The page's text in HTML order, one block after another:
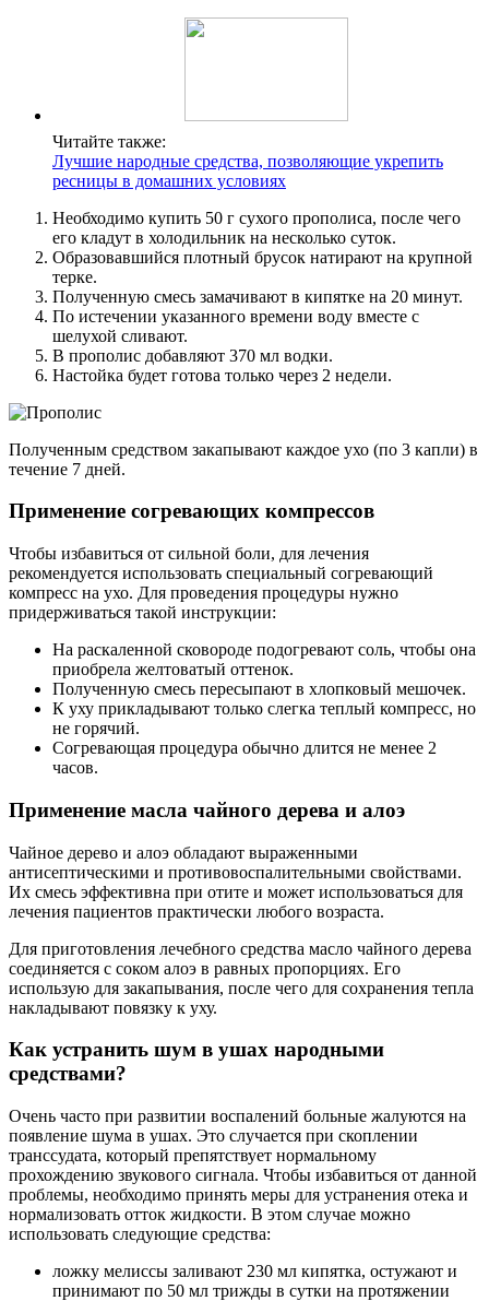
Читайте также:
Лучшие народные средства, позволяющие укрепить
ресницы в домашних условиях
Необходимо купить 50 г сухого прополиса, после чего
его кладут в холодильник на несколько суток.
Образовавшийся плотный брусок натирают на крупной
терке.
Полученную смесь замачивают в кипятке на 20 минут.
По истечении указанного времени воду вместе с
шелухой сливают.
В прополис добавляют 370 мл водки.
Настойка будет готова только через 2 недели.
Полученным средством закапывают каждое ухо (по 3 капли) в
течение 7 дней.
Применение согревающих компрессов
Чтобы избавиться от сильной боли, для лечения
рекомендуется использовать специальный согревающий
компресс на ухо. Для проведения процедуры нужно
придерживаться такой инструкции:
На раскаленной сковороде подогревают соль, чтобы она
приобрела желтоватый оттенок.
Полученную смесь пересыпают в хлопковый мешочек.
К уху прикладывают только слегка теплый компресс, но
не горячий.
Согревающая процедура обычно длится не менее 2
часов.
Применение масла чайного дерева и алоэ
Чайное дерево и алоэ обладают выраженными
антисептическими и противовоспалительными свойствами.
Их смесь эффективна при отите и может использоваться для
лечения пациентов практически любого возраста.
Для приготовления лечебного средства масло чайного дерева
соединяется с соком алоэ в равных пропорциях. Его
использую для закапывания, после чего для сохранения тепла
накладывают повязку к уху.
Как устранить шум в ушах народными
средствами?
Очень часто при развитии воспалений больные жалуются на
появление шума в ушах. Это случается при скоплении
транссудата, который препятствует нормальному
прохождению звукового сигнала. Чтобы избавиться от данной
проблемы, необходимо принять меры для устранения отека и
нормализовать отток жидкости. В этом случае можно
использовать следующие средства:
ложку мелиссы заливают 230 мл кипятка, остужают и
принимают по 50 мл трижды в сутки на протяжении